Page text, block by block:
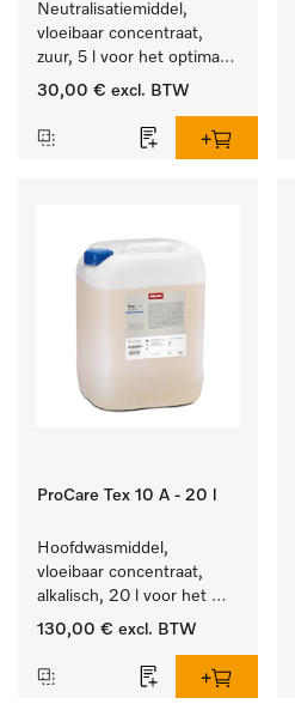
Neutralisatiemiddel,
vloeibaar concentraat,
zuur, 5 l voor het optimaal
beschermen van het
neutralisatie.
30,00 € excl. BTW
ProCare Tex 10 A - 20 l
Hoofdwasmiddel,
vloeibaar concentraat,
alkalisch, 20 l voor het
reinigen van wit wasgoed
130,00 € excl. BTW